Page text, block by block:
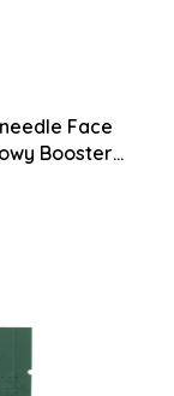
Face
Booster